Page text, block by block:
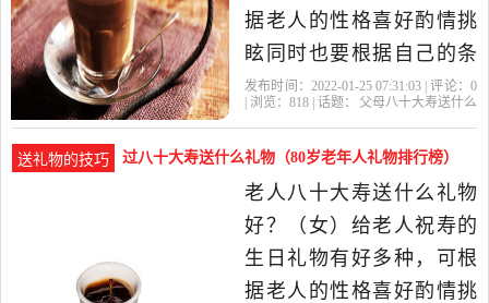
以送一些自己
据老人的性格喜好酌情挑
眩同时也要根据自己的条
件 一、传统寿品类 1、寿
以吉语贺辞，一般有中堂
大小，多为金色、红色 2、
寿联：祝寿用的对联 3、寿
桃：有的用鲜桃，多数是
用面粉
发布时间：2022-01-25 07:31:03 | 评论： 0
| 浏览： 818 | 话题：
父母八十大寿送什么
送礼物的技巧 过八十大寿送什么礼物（80岁老年人礼物排行榜）
老人八十大寿送什么礼物
好？（女）给老人祝寿的
生日礼物有好多种，可根
据老人的性格喜好酌情挑